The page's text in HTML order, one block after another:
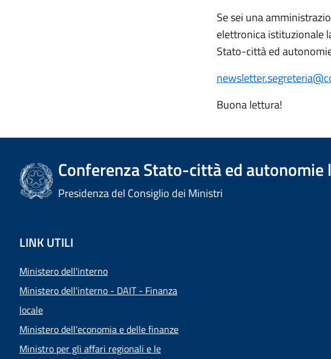
Se sei una
elettronica istituzionale
Stato-città ed
Buona lettura!
Conferenza Stato-città ed autonomie
Presidenza del Consiglio dei Ministri
LINK UTILI
Ministero dell'interno
Ministero dell'interno - DAIT - Finanza
locale
Ministero dell'economia e delle finanze
Ministro per gli affari regionali e le